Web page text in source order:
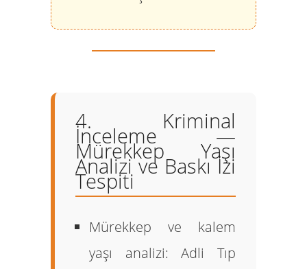
4. Kriminal
İnceleme —
Mürekkep Yaşı
Analizi ve Baskı İzi
Tespiti
Mürekkep ve kalem
yaşı analizi: Adli Tıp